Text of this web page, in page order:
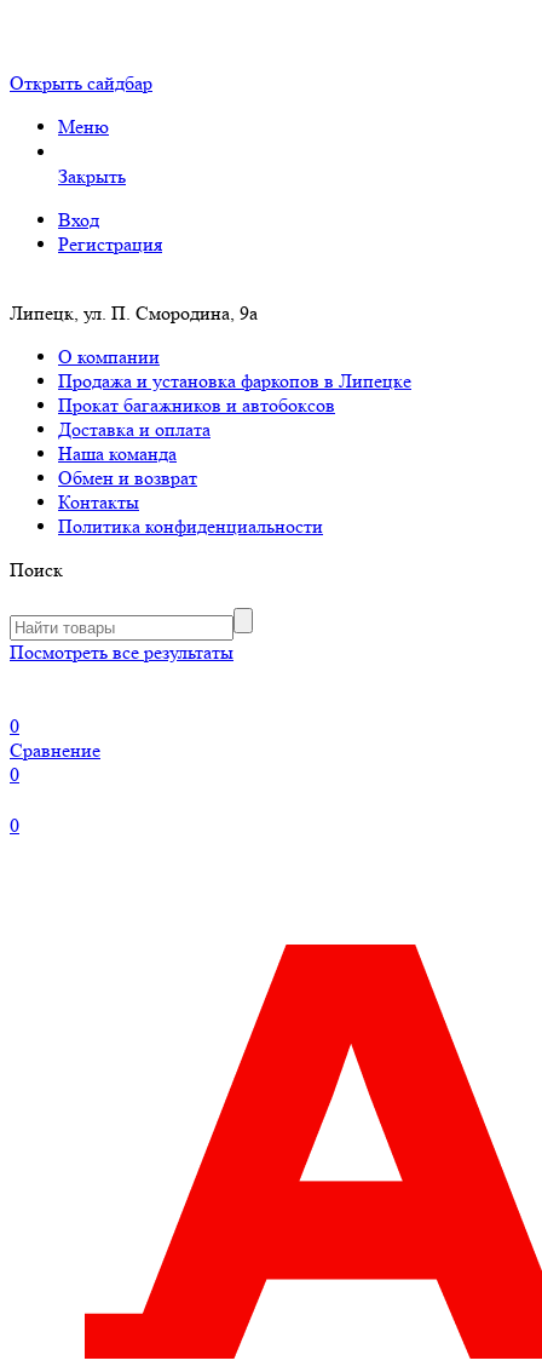
Открыть сайдбар
Меню
Закрыть
Вход
Регистрация
Липецк, ул. П. Смородина, 9а
О компании
Продажа и установка фаркопов в Липецке
Прокат багажников и автобоксов
Доставка и оплата
Наша команда
Обмен и возврат
Контакты
Политика конфиденциальности
Поиск
Посмотреть все результаты
0
Сравнение
0
0